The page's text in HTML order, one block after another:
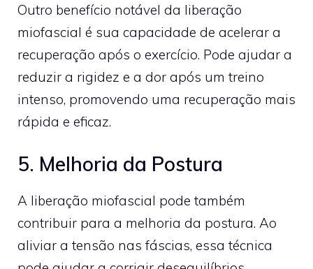
Outro benefício notável da liberação
miofascial é sua capacidade de acelerar a
recuperação após o exercício. Pode ajudar a
reduzir a rigidez e a dor após um treino
intenso, promovendo uma recuperação mais
rápida e eficaz.
5. Melhoria da Postura
A liberação miofascial pode também
contribuir para a melhoria da postura. Ao
aliviar a tensão nas fáscias, essa técnica